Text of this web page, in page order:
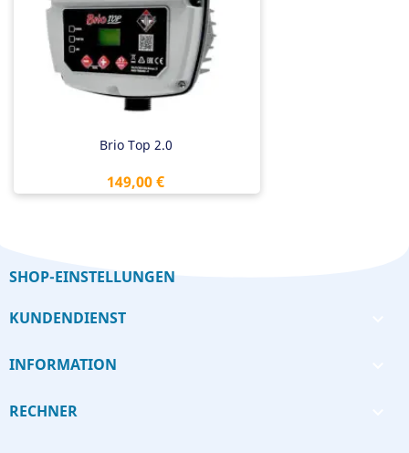
Brio Top 2.0
Preis
149,00 €
SHOP-EINSTELLUNGEN
KUNDENDIENST
INFORMATION
RECHNER